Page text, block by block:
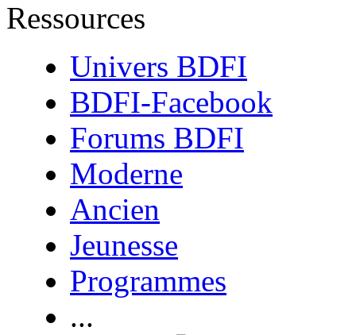
Ressources
Univers BDFI
BDFI-Facebook
Forums BDFI
Moderne
Ancien
Jeunesse
Programmes
...